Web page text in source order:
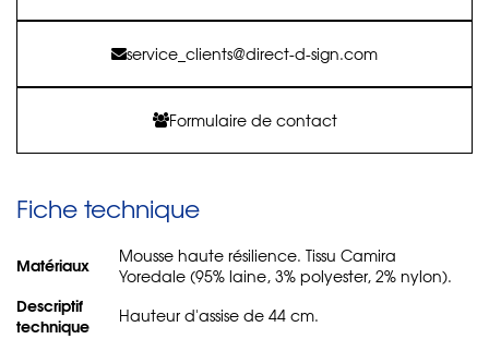
service_clients@direct-d-sign.com
Formulaire de contact
Fiche technique
Matériaux
Mousse haute résilience. Tissu Camira
Yoredale (95% laine, 3% polyester, 2% nylon).
Descriptif
technique
Hauteur d'assise de 44 cm.